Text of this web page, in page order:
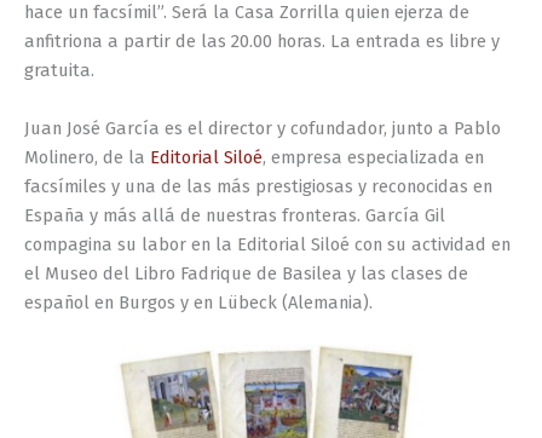
hace un facsímil”. Será la Casa Zorrilla quien ejerza de
anfitriona a partir de las 20.00 horas. La entrada es libre y
gratuita.
Juan José García es el director y cofundador, junto a Pablo
Molinero, de la Editorial Siloé, empresa especializada en
facsímiles y una de las más prestigiosas y reconocidas en
España y más allá de nuestras fronteras. García Gil
compagina su labor en la Editorial Siloé con su actividad en
el Museo del Libro Fadrique de Basilea y las clases de
español en Burgos y en Lübeck (Alemania).